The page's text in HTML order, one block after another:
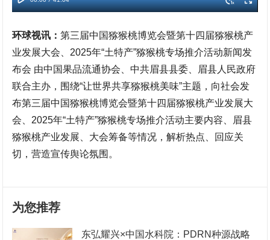
环球视讯：第三届中国猕猴桃博览会暨第十四届猕猴桃产
业发展大会、2025年“土特产”猕猴桃专场推介活动新闻发
布会 由中国果品流通协会、中共眉县县委、眉县人民政府
联合主办，围绕“让世界共享猕猴桃美味”主题，向社会发
布第三届中国猕猴桃博览会暨第十四届猕猴桃产业发展大
会、2025年“土特产”猕猴桃专场推介活动主要内容、眉县
猕猴桃产业发展、大会筹备等情况，解析热点、回应关
切，营造宣传舆论氛围。
为您推荐
东弘耀兴×中国水科院：PDRN种源战略